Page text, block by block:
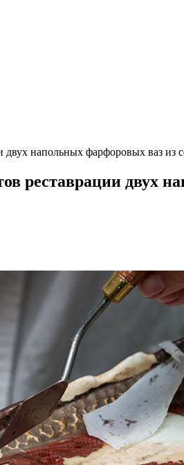
двух напольных фарфоровых ваз
реставрации